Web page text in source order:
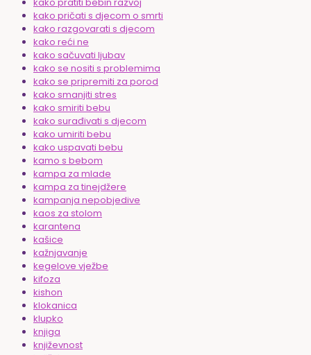
kako pričati s djecom o smrti
kako razgovarati s djecom
kako reći ne
kako sačuvati ljubav
kako se nositi s problemima
kako se pripremiti za porod
kako smanjiti stres
kako smiriti bebu
kako surađivati s djecom
kako umiriti bebu
kako uspavati bebu
kamo s bebom
kampa za mlade
kampa za tinejdžere
kampanja nepobjedive
kaos za stolom
karantena
kašice
kažnjavanje
kegelove vježbe
kifoza
kishon
klokanica
klupko
knjiga
književnost